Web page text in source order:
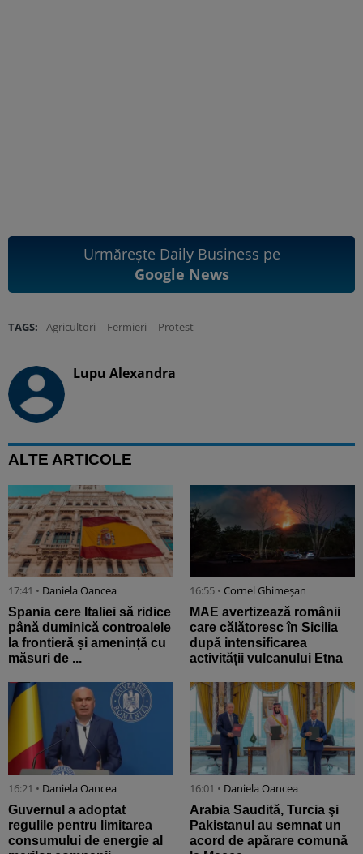
Urmărește Daily Business pe
Google News
TAGS: Agricultori Fermieri Protest
Lupu Alexandra
ALTE ARTICOLE
17:41 • Daniela Oancea
Spania cere Italiei să ridice
până duminică controalele
la frontieră și amenință cu
măsuri de ...
16:55 • Cornel Ghimeșan
MAE avertizează românii
care călătoresc în Sicilia
după intensificarea
activității vulcanului Etna
16:21 • Daniela Oancea
Guvernul a adoptat
regulile pentru limitarea
consumului de energie al
16:01 • Daniela Oancea
Arabia Saudită, Turcia şi
Pakistanul au semnat un
acord de apărare comună